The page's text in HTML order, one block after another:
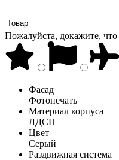
Пожалуйста, докажите,
Фасад
Фотопечать
Материал корпуса
ЛДСП
Цвет
Серый
Раздвижная система